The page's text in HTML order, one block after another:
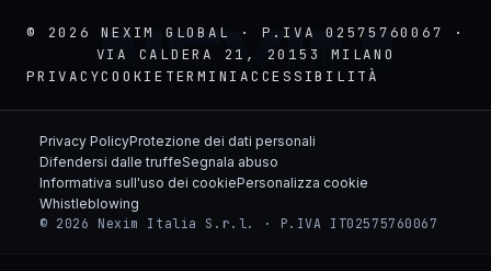
© 2026 NEXIM GLOBAL · P.IVA 02575760067 ·
VIA CALDERA 21, 20153 MILANO
PRIVACYCOOKIE TERMINI ACCESSIBILITÀ
NEXIM
Privacy PolicyProtezione dei dati personali
Difendersi dalle truffeSegnala abuso
Informativa sull'uso dei cookiePersonalizza cookie
Whistleblowing
© 2026 Nexim Italia S.r.l. · P.IVA IT02575760067